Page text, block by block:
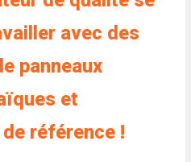
avec des
panneaux
et
référence !